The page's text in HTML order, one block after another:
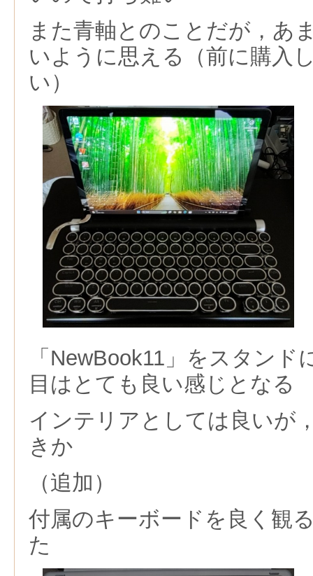
また青軸とのことだが，あ
いように思える（前に購入
い）
「NewBook11」 をスタンド
目はとても良い感じとなる
インテリアとしては良いが
きか
（追加）
付属のキーボードを良く観
た